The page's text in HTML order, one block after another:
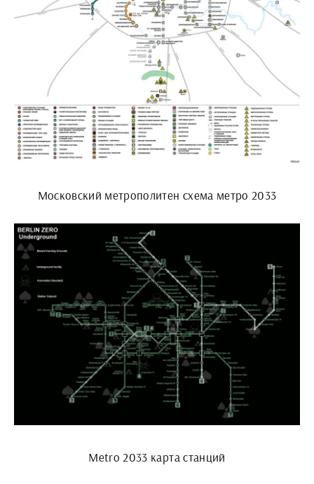
Московский метрополитен схема метро 2033
Metro 2033 карта станций